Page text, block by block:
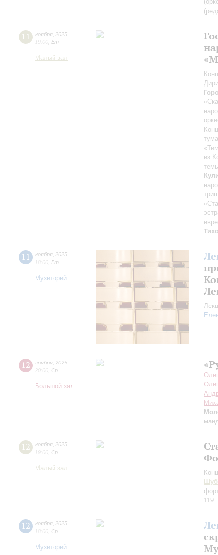
11 ноября 2025
19:00 Вт
Малый зал
из
11 ноября 2025
18:00 Вт
Музиторий
12 ноября 2025
20:00 Ср
Большой зал
12 ноября 2025
19:00 Ср
Малый зал
119
12 ноября 2025
18:00 Ср
Музиторий